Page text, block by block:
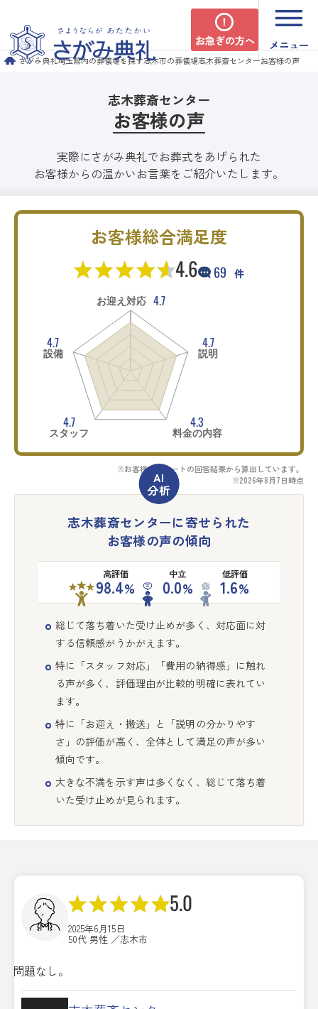
お急ぎの方へ メニュー
さがみ典礼埼玉県内の葬儀場を探す志木市の葬儀場志木葬斎センターお客様の声
志木葬斎センター
お客様の声
実際にさがみ典礼でお葬式をあげられた
お客様からの温かいお言葉をご紹介いたします。
お客様総合満足度
4.6 69 件
お迎え対応 4.7
4.7
説明
4.3
料金の内容
4.7
スタッフ
4.7
設備
※お客様アンケートの回答結果から算出しています。
※2026年8月7日時点
志木葬斎センターに寄せられた
お客様の声の傾向
高評価
98.4%
中立
0.0%
低評価
1.6%
総じて落ち着いた受け止めが多く、対応面に対
する信頼感がうかがえます。
特に「スタッフ対応」「費用の納得感」に触れ
る声が多く、評価理由が比較的明確に表れてい
ます。
特に「お迎え・搬送」と「説明の分かりやす
さ」の評価が高く、全体として満足の声が多い
傾向です。
大きな不満を示す声は多くなく、総じて落ち着
いた受け止めが見られます。
5.0
2025年6月15日
50代 男性 ／志木市
問題なし。